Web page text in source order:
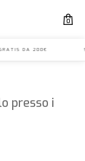
0
GRATIS DA 200€
presso i